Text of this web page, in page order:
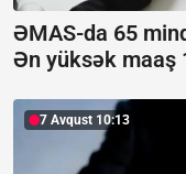
ƏMAS-da 65
Ən yüksək maaş
7 Avqust 10:13